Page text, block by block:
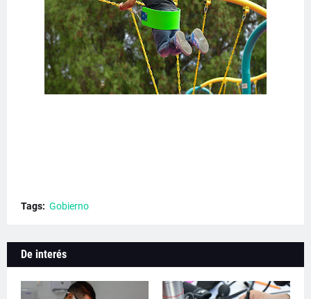
Tags: Gobierno
De interés